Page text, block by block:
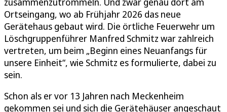
Ortseingang, wo ab Frühjahr 2026 das neue
Gerätehaus gebaut wird. Die örtliche Feuerwehr um
Löschgruppenführer Manfred Schmitz war zahlreich
vertreten, um beim „Beginn eines Neuanfangs für
unsere Einheit“, wie Schmitz es formulierte, dabei zu
sein.
Schon als er vor 13 Jahren nach Meckenheim
gekommen sei und sich die Gerätehäuser angeschaut